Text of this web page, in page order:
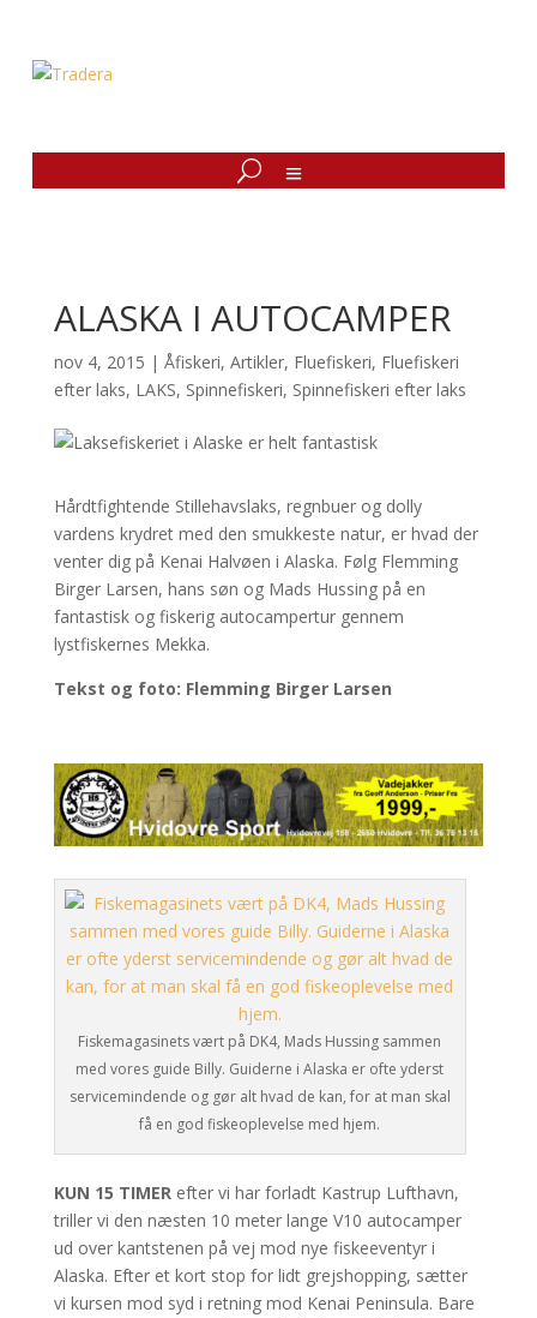
ALASKA I AUTOCAMPER
nov 4, 2015 | Åfiskeri, Artikler, Fluefiskeri, Fluefiskeri
efter laks, LAKS, Spinnefiskeri, Spinnefiskeri efter laks
Hårdtfightende Stillehavslaks, regnbuer og dolly
vardens krydret med den smukkeste natur, er hvad der
venter dig på Kenai Halvøen i Alaska. Følg Flemming
Birger Larsen, hans søn og Mads Hussing på en
fantastisk og fiskerig autocampertur gennem
lystfiskernes Mekka.
Tekst og foto: Flemming Birger Larsen
Fiskemagasinets vært på DK4, Mads Hussing sammen
med vores guide Billy. Guiderne i Alaska er ofte yderst
service­mindende og gør alt hvad de kan, for at man skal
få en god fiske­oplevelse med hjem.
KUN 15 TIMERefter vi har forladt Kastrup Lufthavn,
triller vi den næsten 10 meter lange V10 autocamper
ud over kantstenen på vej mod nye fiskeeventyr i
Alaska. Efter et kort stop for lidt grejshopping, sætter
vi kursen mod syd i retning mod Kenai Peninsula. Bare